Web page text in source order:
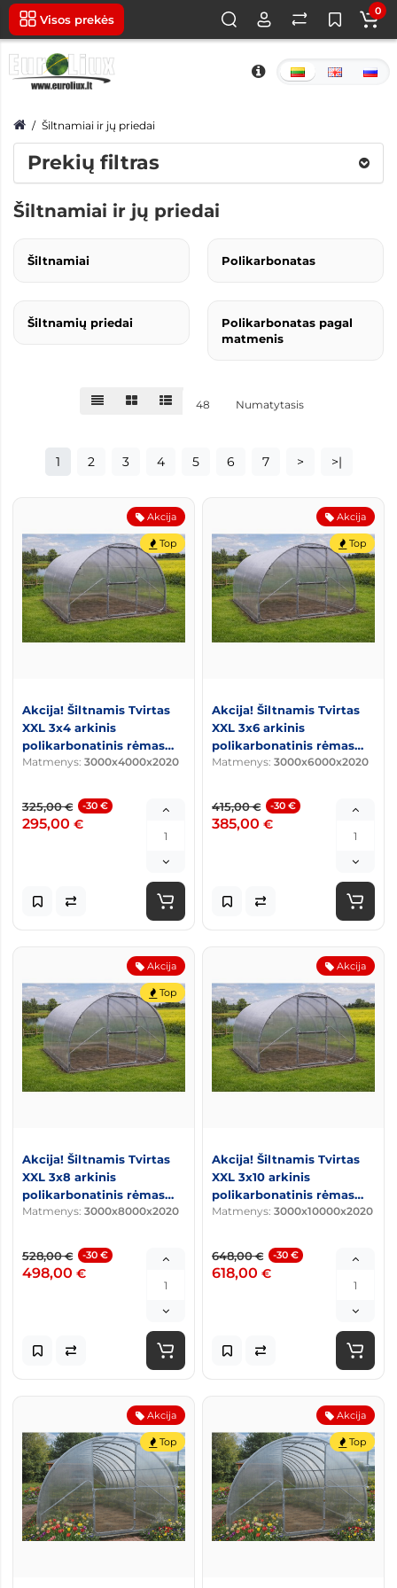
Visos prekės
0
Šiltnamiai ir jų priedai
Prekių filtras
Šiltnamiai ir jų priedai
Šiltnamiai Polikarbonatas
Šiltnamių priedai
Polikarbonatas pagal
matmenis
48 Numatytasis
1 2 3 4 5 6 7 > >|
Akcija
Top
Akcija! Šiltnamis Tvirtas
XXL 3x4 arkinis
polikarbonatinis rėmas
20x25
Matmenys: 3000x4000x2020
325,00€ -30 €
295,00 €
Akcija
Top
Akcija! Šiltnamis Tvirtas
XXL 3x6 arkinis
polikarbonatinis rėmas
20x25
Matmenys: 3000x6000x2020
415,00€ -30 €
385,00 €
Akcija
Top
Akcija! Šiltnamis Tvirtas
XXL 3x8 arkinis
polikarbonatinis rėmas
20x25
Matmenys: 3000x8000x2020
528,00€ -30 €
498,00 €
Akcija
Akcija! Šiltnamis Tvirtas
XXL 3x10 arkinis
polikarbonatinis rėmas
20x25
Matmenys: 3000x10000x2020
648,00€ -30 €
618,00 €
Akcija
Top
Akcija
Top